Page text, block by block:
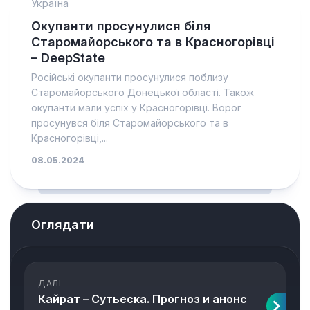
Україна
Окупанти просунулися біля
Старомайорського та в Красногорівці
– DeepState
Російські окупанти просунулися поблизу
Старомайорського Донецької області. Також
окупанти мали успіх у Красногорівці. Ворог
просунувся біля Старомайорського та в
Красногорівці,...
08.05.2024
Оглядати
ДАЛІ
Кайрат – Сутьеска. Прогноз и анонс